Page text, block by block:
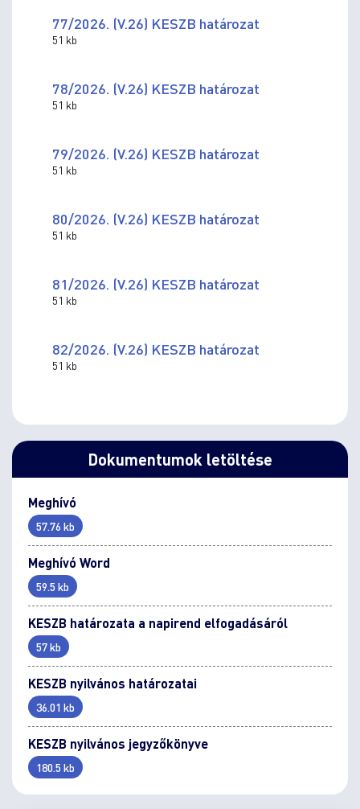
77/2026. (V.26) KESZB határozat
51 kb
78/2026. (V.26) KESZB határozat
51 kb
79/2026. (V.26) KESZB határozat
51 kb
80/2026. (V.26) KESZB határozat
51 kb
81/2026. (V.26) KESZB határozat
51 kb
82/2026. (V.26) KESZB határozat
51 kb
Dokumentumok letöltése
Meghívó
57.76 kb
Meghívó Word
59.5 kb
KESZB határozata a napirend elfogadásáról
57 kb
KESZB nyilvános határozatai
36.01 kb
KESZB nyilvános jegyzőkönyve
180.5 kb